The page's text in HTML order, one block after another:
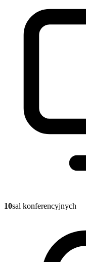
10sal konferencyjnych